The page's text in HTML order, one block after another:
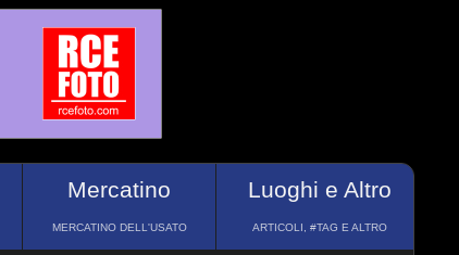
Mercatino
MERCATINO DELL'USATO
Luoghi e Altro
ARTICOLI, #TAG E ALTRO